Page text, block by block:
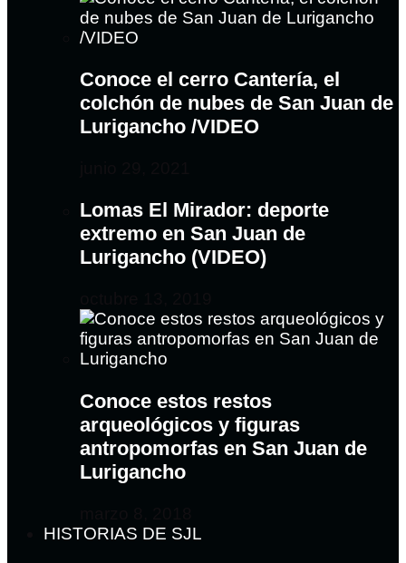
Conoce el cerro Cantería, el
colchón de nubes de San Juan de
Lurigancho /VIDEO
Lomas El Mirador: deporte
extremo en San Juan de
Lurigancho (VIDEO)
Conoce estos restos
arqueológicos y figuras
antropomorfas en San Juan de
Lurigancho
HISTORIAS DE SJL